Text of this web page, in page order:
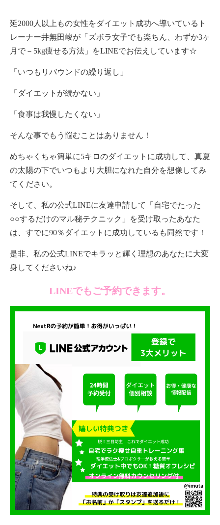
延2000人以上もの女性をダイエット成功へ導いているト
レーナー井無田峻が「ズボラ女子でも楽ちん、わずか3ヶ
月で－5kg痩せる方法」をLINEでお伝えしています☆
「いつもリバウンドの繰り返し」
「ダイエットが続かない」
「食事は我慢したくない」
そんな事でもう悩むことはありません！
めちゃくちゃ簡単に5キロのダイエットに成功して、真夏
の太陽の下でいつもより大胆になれた自分を想像してみ
てください。
そして、私の公式LINEに友達申請して「自宅でたった
○○するだけのマル秘テクニック」を受け取ったあなた
は、すでに90％ダイエットに成功しているも同然です！
是非、私の公式LINEでキラッと輝く理想のあなたに大変
身してくださいね♪
LINEでもご予約できます。